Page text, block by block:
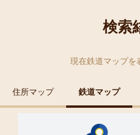
検索
現在鉄道マップを
住所マップ 鉄道マップ